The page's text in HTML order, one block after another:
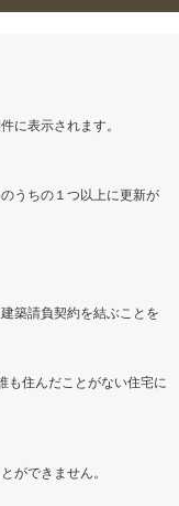
に表示されます。
うちの１つ以上に更新が
築請負契約を結ぶことを
も住んだことがない住宅に
ができません。